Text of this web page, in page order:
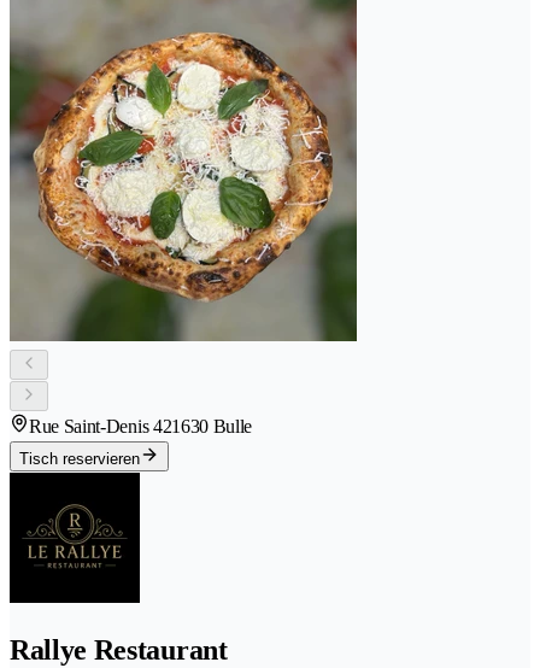
Rue Saint-Denis 421630 Bulle
Tisch reservieren
Rallye Restaurant